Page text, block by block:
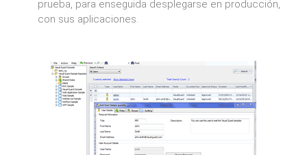
prueba, para enseguida desplegarse en producción,
con sus aplicaciones.